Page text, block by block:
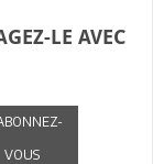
LE AVEC
VOUS